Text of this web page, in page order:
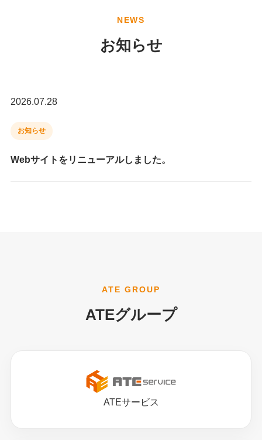
NEWS
お知らせ
2026.07.28
お知らせ
Webサイトをリニューアルしました。
ATE GROUP
ATEグループ
ATEサービス